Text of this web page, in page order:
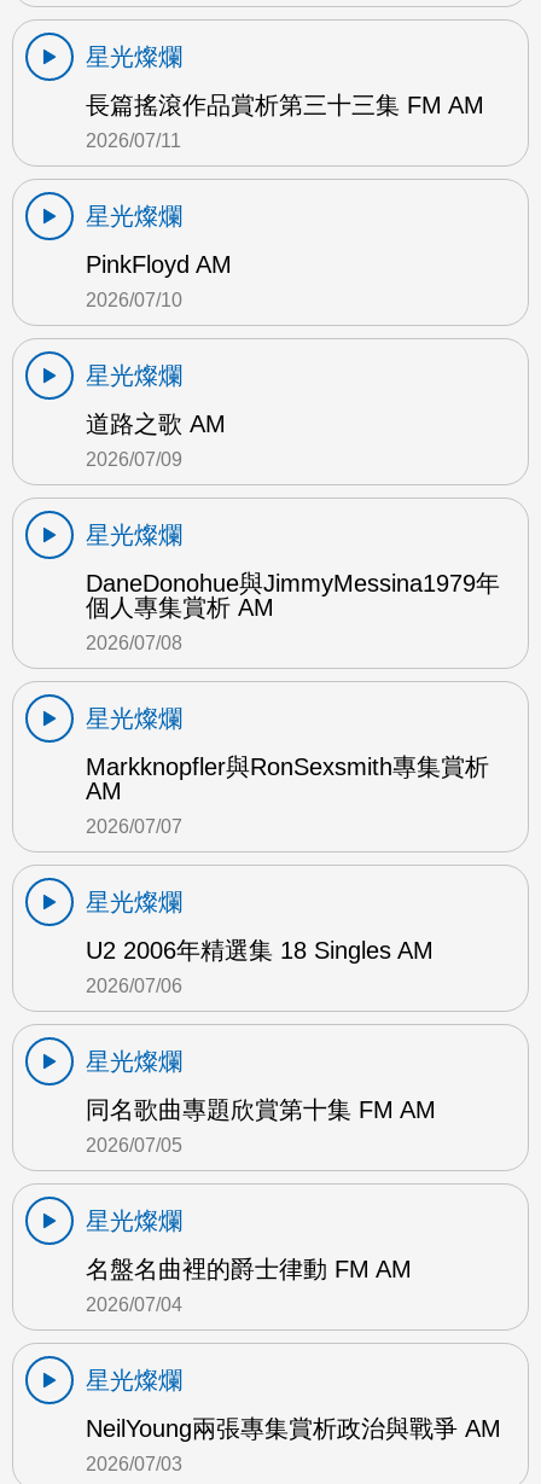
星光燦爛
長篇搖滾作品賞析第三十三集 FM AM
2026/07/11
星光燦爛
PinkFloyd AM
2026/07/10
星光燦爛
道路之歌 AM
2026/07/09
星光燦爛
DaneDonohue與JimmyMessina1979年
個人專集賞析 AM
2026/07/08
星光燦爛
Markknopfler與RonSexsmith專集賞析
AM
2026/07/07
星光燦爛
U2 2006年精選集 18 Singles AM
2026/07/06
星光燦爛
同名歌曲專題欣賞第十集 FM AM
2026/07/05
星光燦爛
名盤名曲裡的爵士律動 FM AM
2026/07/04
星光燦爛
NeilYoung兩張專集賞析政治與戰爭 AM
2026/07/03